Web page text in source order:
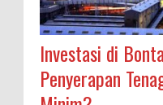
Investasi di
Penyerapan